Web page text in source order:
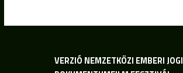
VERZIÓ NEMZETKÖZI EMBERI JOGI